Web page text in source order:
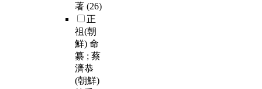
著 (26)
正
祖(朝
鮮) 命
纂 ; 蔡
濟恭
(朝鮮)